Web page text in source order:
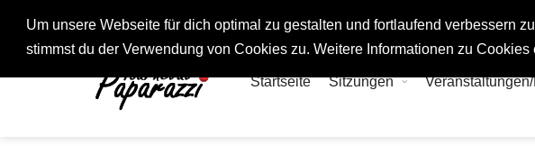
Um unsere Webseite für dich optimal zu gestalten und fortlaufend verbessern
stimmst du der Verwendung von Cookies zu. Weitere Informationen zu
Fotos rund um den Fastelovend
Startseite Sitzungen